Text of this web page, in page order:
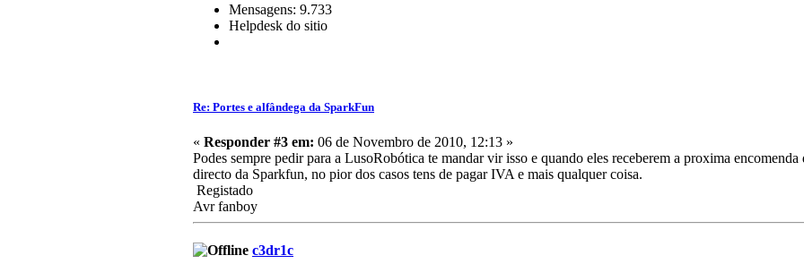
Mensagens: 9.733
Helpdesk do sitio
Re: Portes e alfândega da SparkFun
« Responder #3 em: 06 de Novembro de 2010, 12:13 »
Podes sempre pedir para a LusoRobótica te mandar vir isso e quando eles receberem a proxima
directo da Sparkfun, no pior dos casos tens de pagar IVA e mais qualquer coisa.
Registado
Avr fanboy
c3dr1c